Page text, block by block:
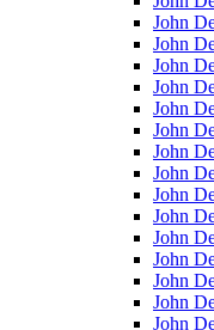
John
John
John
John
John
John
John
John
John
John
John
John
John
John
John